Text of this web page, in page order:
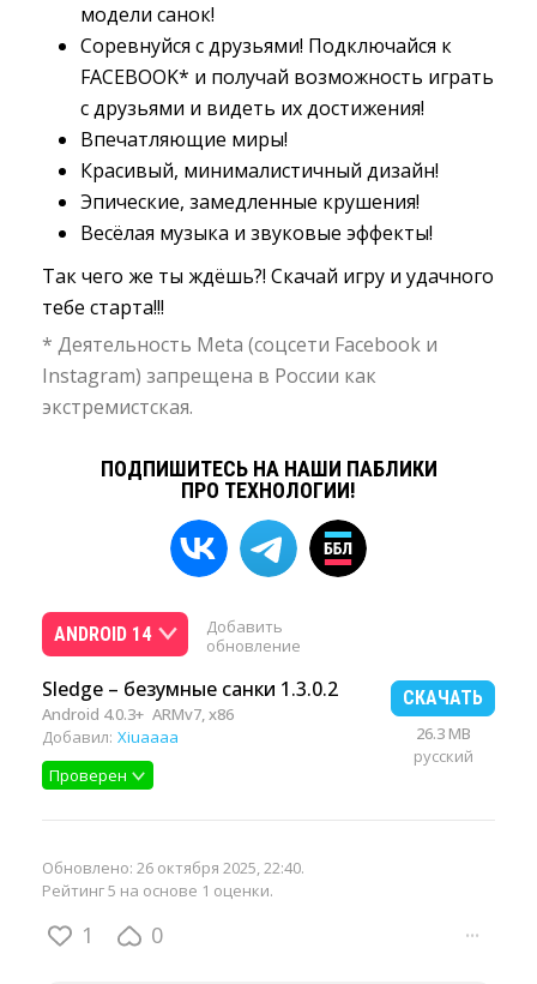
модели санок!
Соревнуйся с друзьями! Подключайся к
FACEBOOK* и получай возможность играть
с друзьями и видеть их достижения!
Впечатляющие миры!
Красивый, минималистичный дизайн!
Эпические, замедленные крушения!
Весёлая музыка и звуковые эффекты!
Так чего же ты ждёшь?! Скачай игру и удачного
тебе старта!!!
* Деятельность Meta (соцсети Facebook и
Instagram) запрещена в России как
экстремистская.
ПОДПИШИТЕСЬ НА НАШИ ПАБЛИКИ
ПРО ТЕХНОЛОГИИ!
ANDROID 14
Добавить
обновление
Sledge – безумные санки 1.3.0.2
Android 4.0.3+ ARMv7, x86
Добавил: Xiuaaaa
Проверен
СКАЧАТЬ
26.3 MB
русский
Обновлено: 26 октября 2025, 22:40.
Рейтинг 5 на основе 1 оценки.
1 0 ···